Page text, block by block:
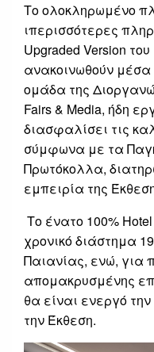
Το ολοκληρωμένο
ιπερισσότερες
Upgraded Version
ανακοινωθούν
ομάδα της
Fairs & Media, ήδη
διασφαλίσει τις
σύμφωνα με τα
Πρωτόκολλα,
εμπειρία της
Το ένατο 100%
χρονικό διάστημα
Παιανίας, ενώ, για
απομακρυσμένης
θα είναι ενεργό
την Έκθεση.